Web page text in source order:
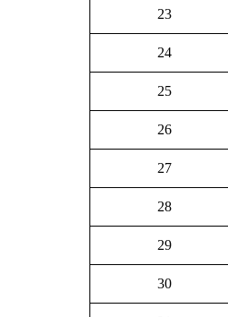
23
24
25
26
27
28
29
30